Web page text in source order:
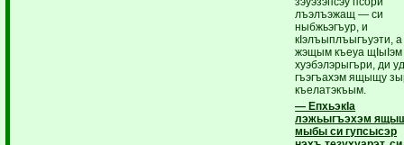
лъэлъэжащ — си
ныбжьэгъур, и
кIэлъыплъыгъуэти, а
жэщым къеуа щIыIэм
хуэбэлэрыгъри, ди
гъэгъахэм ящыщу
къелатэкъым.
— ЕпхьэкIа
лэжьыгъэхэм
мыбы си гупсысэр